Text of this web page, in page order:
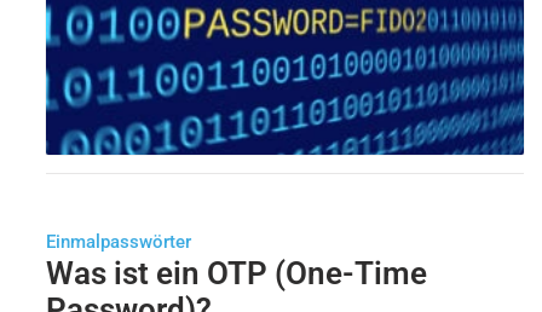
Einmalpasswörter
Was ist ein OTP (One-Time